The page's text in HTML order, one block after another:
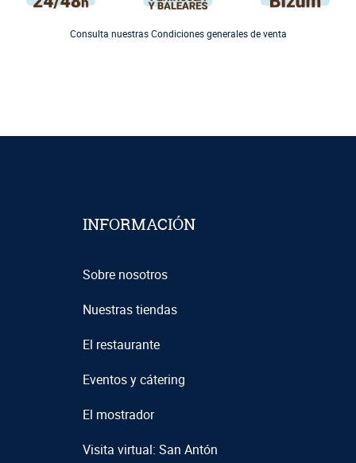
Consulta nuestras Condiciones generales de venta
INFORMACIÓN
Sobre nosotros
Nuestras tiendas
El restaurante
Eventos y cátering
El mostrador
Visita virtual: San Antón